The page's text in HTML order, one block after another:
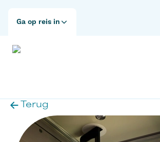
Ga op reis in
Terug